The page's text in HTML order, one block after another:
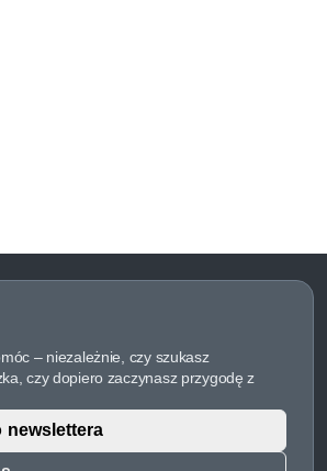
– niezależnie, czy szukasz
czy dopiero zaczynasz przygodę z
newslettera